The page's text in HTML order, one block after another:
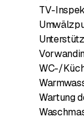
TV-
WC-/
Wartung